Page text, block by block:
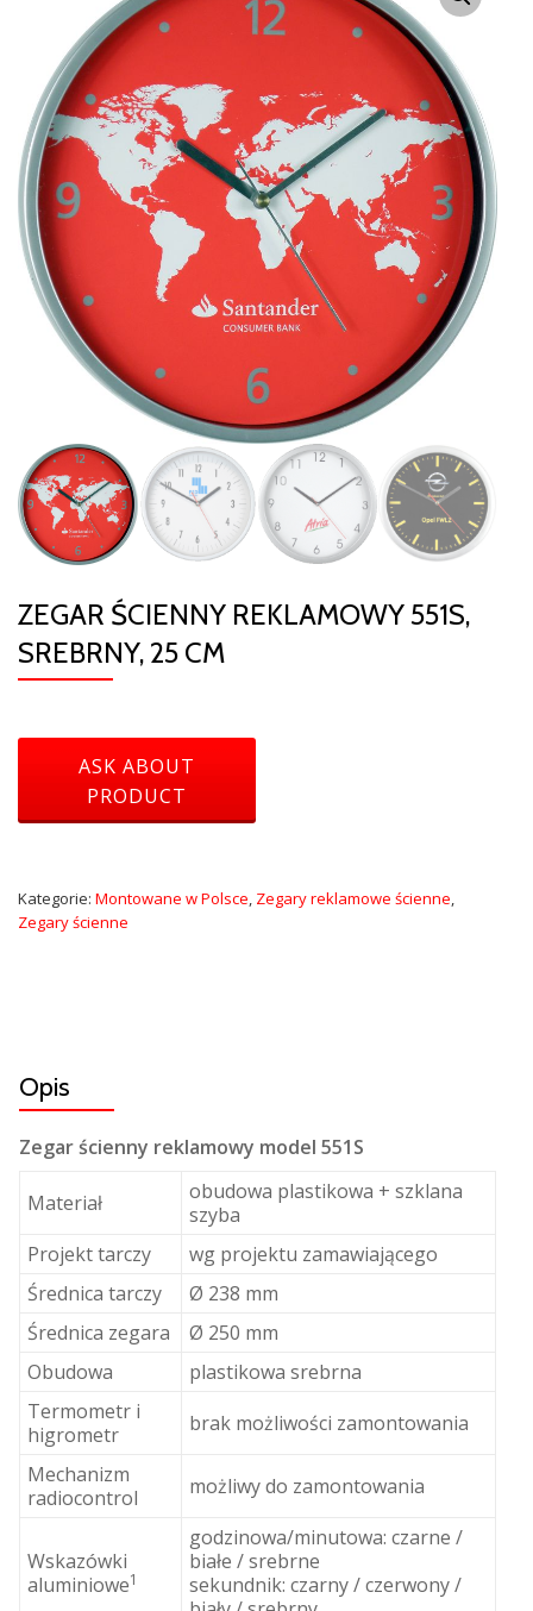
ZEGAR ŚCIENNY REKLAMOWY 551S,
SREBRNY, 25 CM
Kategorie: Montowane w Polsce, Zegary reklamowe ścienne,
Zegary ścienne
Opis
Zegar ścienny reklamowy model 551S
Materiał
obudowa plastikowa + szklana
szyba
Projekt tarczy
wg projektu zamawiającego
Średnica tarczy
Ø 238 mm
Średnica zegara
Ø 250 mm
Obudowa
plastikowa srebrna
Termometr i
higrometr
brak możliwości zamontowania
Mechanizm
radiocontrol
możliwy do zamontowania
Wskazówki
aluminiowe1
godzinowa/minutowa: czarne /
białe / srebrne
sekundnik: czarny / czerwony /